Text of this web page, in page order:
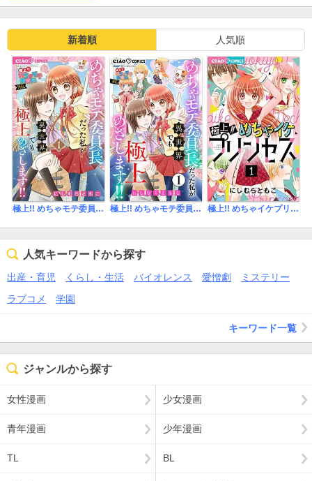
新着順 人気順
極上!! めちゃモテ委員長-外伝-めちゃモテ委員長だった私が異世界でも極上めざします! 極上!! めちゃモテ委員長-外伝-めちゃモテ委員長だった私が異世界でも極上めざします!!【マイクロ】 極上!! めちゃイケプリンセス
人気キーワードから探す
出産・育児 くらし・生活 バイオレンス 愛憎劇
ミステリー
ラブコメ
学園
キーワード一覧
ジャンルから探す
女性漫画 少女漫画
青年漫画 少年漫画
TL BL